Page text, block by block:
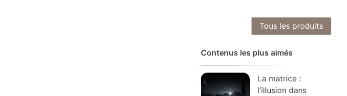
Tous les produits
Contenus les plus aimés
La matrice :
l’illusion dans